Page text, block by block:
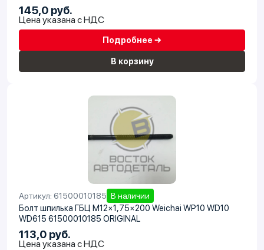
145,0 руб.
Цена указана с НДС
Подробнее →
В корзину
Артикул: 61500010185 В наличии
Болт шпилька ГБЦ М12×1,75×200 Weichai WP10 WD10
WD615 61500010185 ORIGINAL
113,0 руб.
Цена указана с НДС